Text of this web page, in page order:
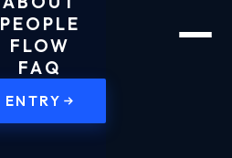
PEOPLE
FLOW
FAQ
ENTRY